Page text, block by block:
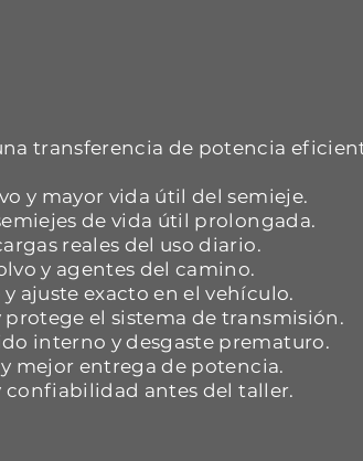
transferencia de potencia
y mayor vida útil del semieje.
de vida útil prolongada.
reales del uso diario.
y agentes del camino.
ajuste exacto en el vehículo.
el sistema de transmisión.
interno y desgaste prematuro.
mejor entrega de potencia.
confiabilidad antes del taller.